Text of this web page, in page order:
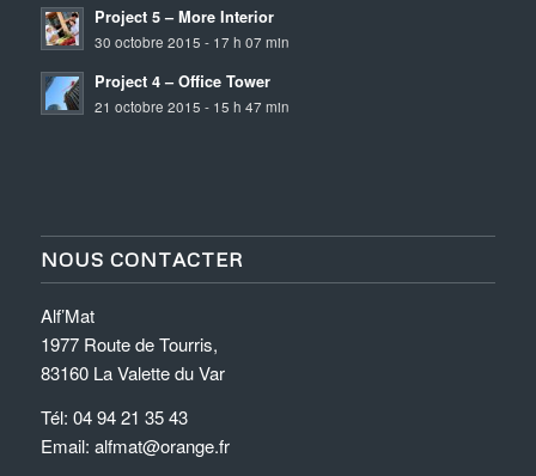
Project 5 – More Interior
30 octobre 2015 - 17 h 07 min
Project 4 – Office Tower
21 octobre 2015 - 15 h 47 min
NOUS CONTACTER
Alf’Mat
1977 Route de Tourris,
83160 La Valette du Var
Tél: 04 94 21 35 43
Email: alfmat@orange.fr